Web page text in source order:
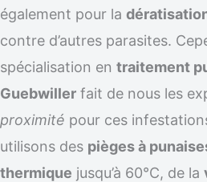
également pour la
contre d’autres parasites.
spécialisation en traitement
Guebwiller fait de nous les
proximité pour ces
utilisons des pièges à
thermique jusqu’à 60°C, de la